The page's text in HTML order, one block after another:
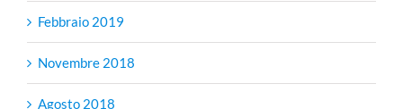
Febbraio 2019
Novembre 2018
Agosto 2018